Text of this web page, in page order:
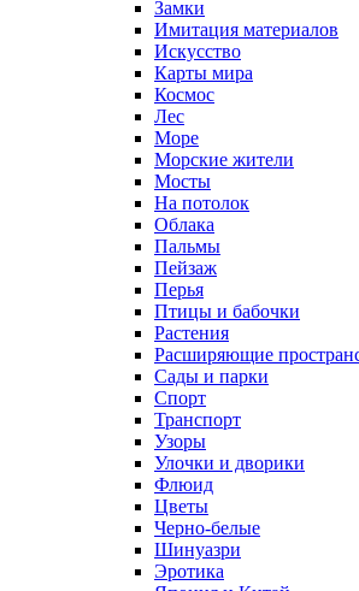
Замки
Имитация материалов
Искусство
Карты мира
Космос
Лес
Море
Морские жители
Мосты
На потолок
Облака
Пальмы
Пейзаж
Перья
Птицы и бабочки
Растения
Расширяющие
Сады и парки
Спорт
Транспорт
Узоры
Улочки и дворики
Флюид
Цветы
Черно-белые
Шинуазри
Эротика